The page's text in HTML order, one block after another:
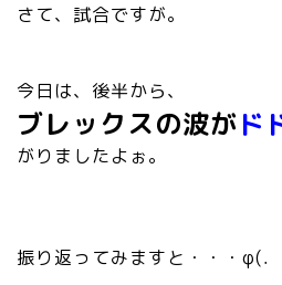
さて、試合ですが。
今日は、後半から、
ブレックスの波が ド
がりましたよぉ。
振り返ってみますと・・・φ(